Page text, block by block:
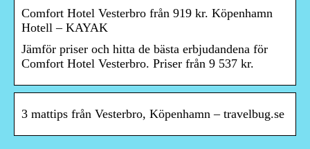
Comfort Hotel Vesterbro från 919 kr. Köpenhamn
Hotell – KAYAK
Jämför priser och hitta de bästa erbjudandena för
Comfort Hotel Vesterbro. Priser från 9 537 kr.
3 mattips från Vesterbro, Köpenhamn – travelbug.se